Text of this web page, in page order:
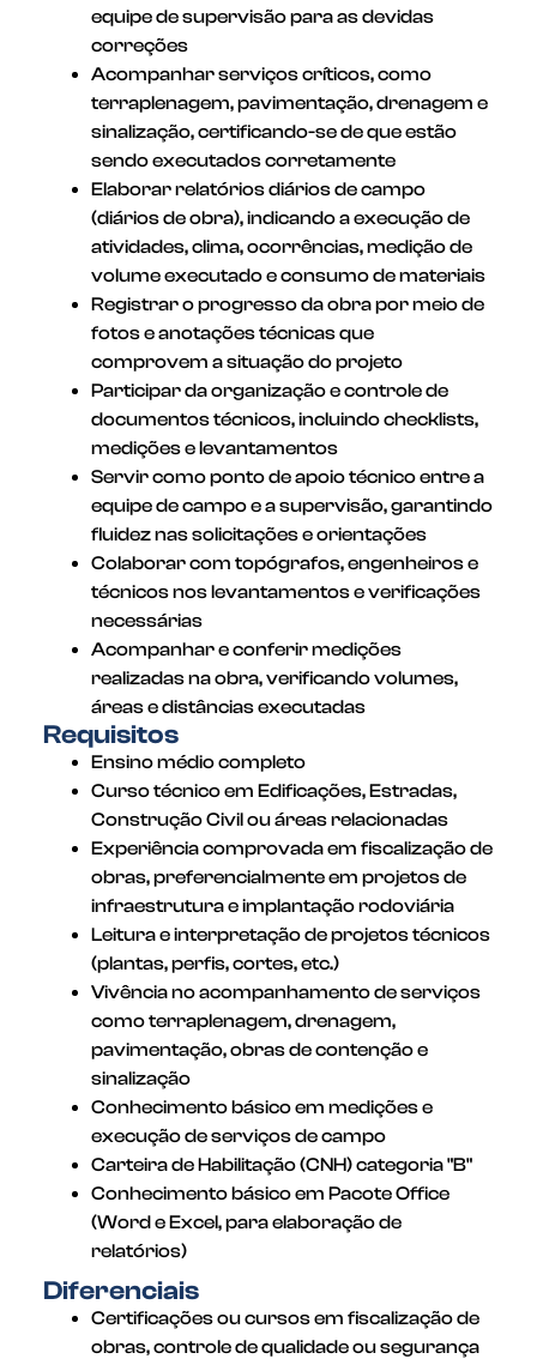
equipe de supervisão para as devidas
correções
Acompanhar serviços críticos, como
terraplenagem, pavimentação, drenagem e
sinalização, certificando-se de que estão
sendo executados corretamente
Elaborar relatórios diários de campo
(diários de obra), indicando a execução de
atividades, clima, ocorrências, medição de
volume executado e consumo de materiais
Registrar o progresso da obra por meio de
fotos e anotações técnicas que
comprovem a situação do projeto
Participar da organização e controle de
documentos técnicos, incluindo checklists,
medições e levantamentos
Servir como ponto de apoio técnico entre a
equipe de campo e a supervisão, garantindo
fluidez nas solicitações e orientações
Colaborar com topógrafos, engenheiros e
técnicos nos levantamentos e verificações
necessárias
Acompanhar e conferir medições
realizadas na obra, verificando volumes,
áreas e distâncias executadas
Requisitos
Ensino médio completo
Curso técnico em Edificações, Estradas,
Construção Civil ou áreas relacionadas
Experiência comprovada em fiscalização de
obras, preferencialmente em projetos de
infraestrutura e implantação rodoviária
Leitura e interpretação de projetos técnicos
(plantas, perfis, cortes, etc.)
Vivência no acompanhamento de serviços
como terraplenagem, drenagem,
pavimentação, obras de contenção e
sinalização
Conhecimento básico em medições e
execução de serviços de campo
Carteira de Habilitação (CNH) categoria "B"
Conhecimento básico em Pacote Office
(Word e Excel, para elaboração de
relatórios)
Diferenciais
Certificações ou cursos em fiscalização de
obras, controle de qualidade ou segurança